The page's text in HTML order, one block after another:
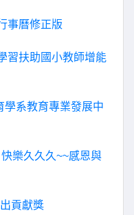
事曆修正版
習扶助國小教師增能
學系教育專業發展中
樂久久久~~感恩與
貢獻獎